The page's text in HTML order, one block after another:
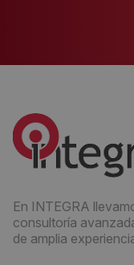
En INTEGRA
consultoría
de amplia